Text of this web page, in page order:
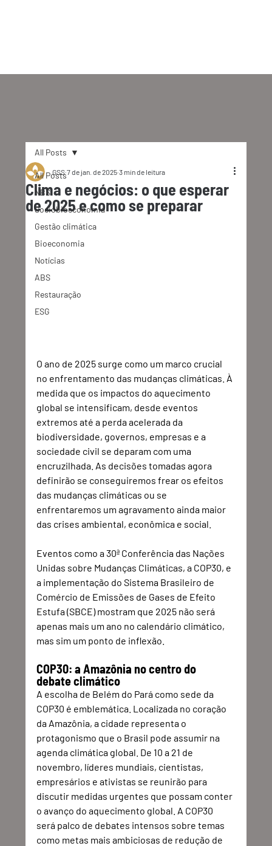
All Posts
NBS
Sociobioeconomia
Gestão climática
Bioeconomia
Notícias
ABS
Restauração
ESG
All Posts
Clima e negócios: o que esperar
de 2025 e como se preparar
GSS 7 de jan. de 2025 3 min de leitura
O ano de 2025 surge como um marco crucial
no enfrentamento das mudanças climáticas. À
medida que os impactos do aquecimento
global se intensificam, desde eventos
extremos até a perda acelerada da
biodiversidade, governos, empresas e a
sociedade civil se deparam com uma
encruzilhada. As decisões tomadas agora
definirão se conseguiremos frear os efeitos
das mudanças climáticas ou se
enfrentaremos um agravamento ainda maior
das crises ambiental, econômica e social.
Eventos como a 30ª Conferência das Nações
Unidas sobre Mudanças Climáticas, a COP30, e
a implementação do Sistema Brasileiro de
Comércio de Emissões de Gases de Efeito
Estufa (SBCE) mostram que 2025 não será
apenas mais um ano no calendário climático,
mas sim um ponto de inflexão.
COP30: a Amazônia no centro do
debate climático
A escolha de Belém do Pará como sede da
COP30 é emblemática. Localizada no coração
da Amazônia, a cidade representa o
protagonismo que o Brasil pode assumir na
agenda climática global. De 10 a 21 de
novembro, líderes mundiais, cientistas,
empresários e ativistas se reunirão para
discutir medidas urgentes que possam conter
o avanço do aquecimento global. A COP30
será palco de debates intensos sobre temas
como metas mais ambiciosas de redução de